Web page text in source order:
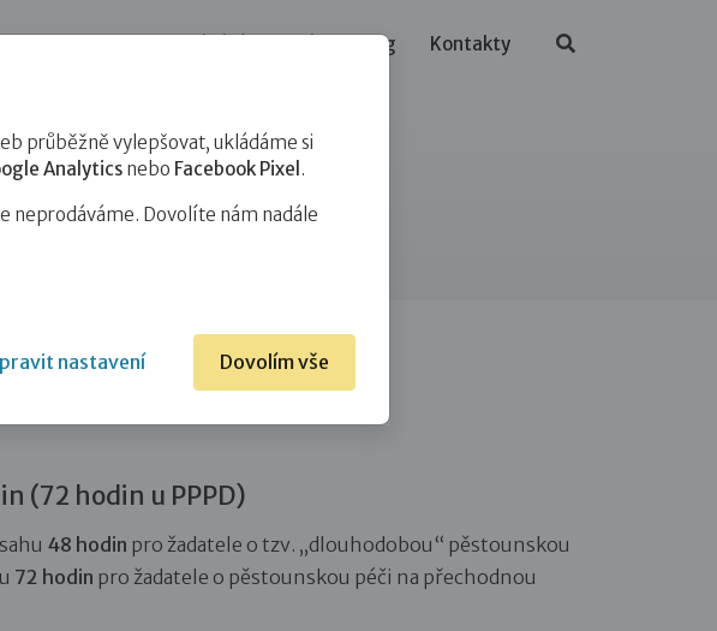
Blog Kontakty
(72 hodin u PPPD)
48 hodin pro žadatele o tzv. „dlouhodobou“ pěstounskou
72 hodin pro žadatele o pěstounskou péči na přechodnou
průběžně vylepšovat, ukládáme si
Analytics nebo Facebook Pixel .
neprodáváme. Dovolíte nám nadále
nastavení Dovolím vše